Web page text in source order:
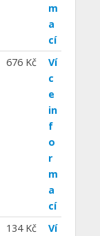
m
a
cí
676 Kč
Ví
c
e
in
f
o
r
m
a
cí
134 Kč
Ví